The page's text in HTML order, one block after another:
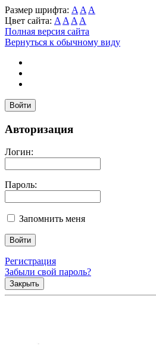
Размер шрифта: A A A
Цвет сайта: A A A A
Полная версия сайта
Вернуться к обычному виду
Войти
Авторизация
Логин:
Пароль:
Запомнить меня
Регистрация
Забыли свой пароль?
Закрыть